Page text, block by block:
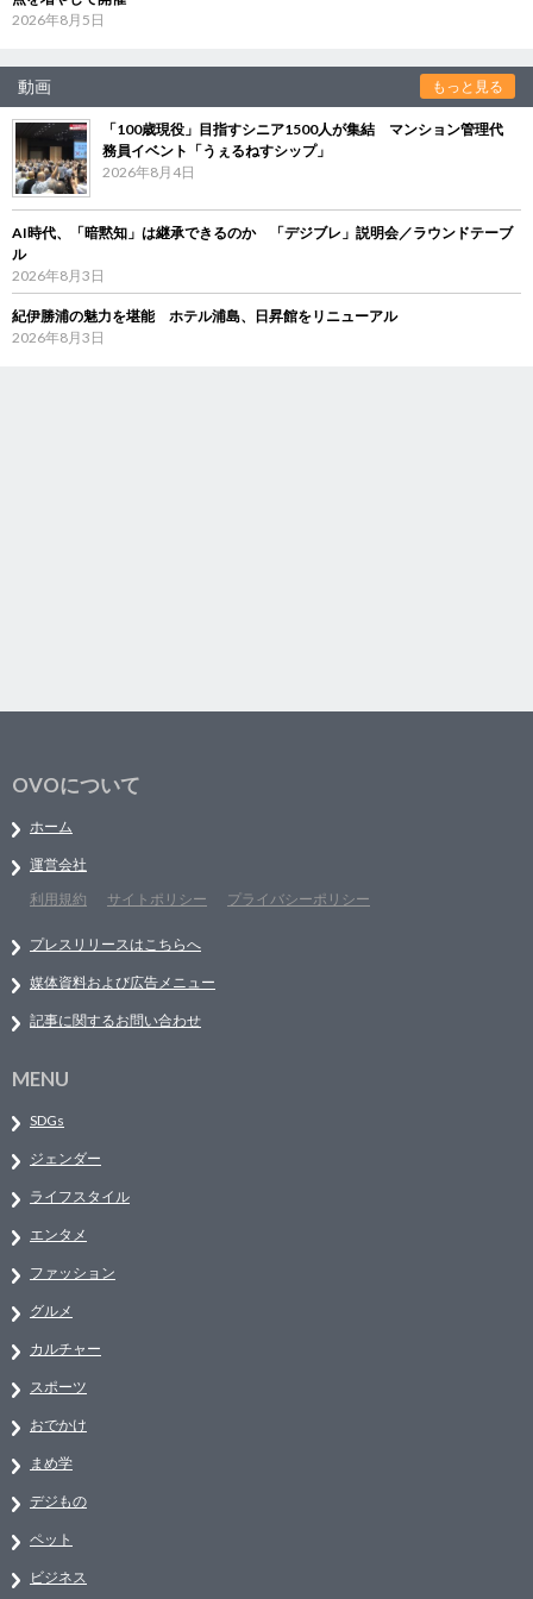
2026年8月5日
動画 もっと見る
「100歳現役」目指すシニア1500人が集結 マンション管理代
務員イベント「うぇるねすシップ」
2026年8月4日
AI時代、「暗黙知」は継承できるのか 「デジブレ」説明会／ラウンドテーブ
ル
2026年8月3日
紀伊勝浦の魅力を堪能 ホテル浦島、日昇館をリニューアル
2026年8月3日
OVOについて
ホーム
運営会社
利用規約
サイトポリシー プライバシーポリシー
プレスリリースはこちらへ
媒体資料および広告メニュー
記事に関するお問い合わせ
MENU
SDGs
ジェンダー
ライフスタイル
エンタメ
ファッション
グルメ
カルチャー
スポーツ
おでかけ
まめ学
デジもの
ペット
ビジネス